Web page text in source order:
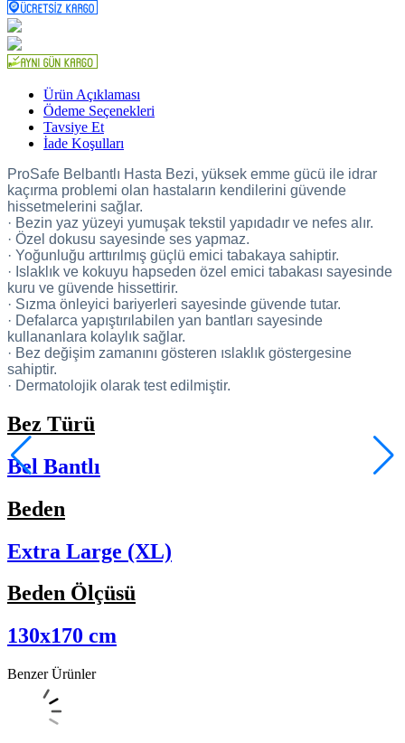
Ürün Açıklaması
Ödeme Seçenekleri
Tavsiye Et
İade Koşulları
ProSafe Belbantlı Hasta Bezi, yüksek emme gücü ile idrar
kaçırma problemi olan hastaların kendilerini güvende
hissetmelerini sağlar.
· Bezin yaz yüzeyi yumuşak tekstil yapıdadır ve nefes alır.
· Özel dokusu sayesinde ses yapmaz.
· Yoğunluğu arttırılmış güçlü emici tabakaya sahiptir.
· Islaklık ve kokuyu hapseden özel emici tabakası sayesinde
kuru ve güvende hissettirir.
· Sızma önleyici bariyerleri sayesinde güvende tutar.
· Defalarca yapıştırılabilen yan bantları sayesinde
kullananlara kolaylık sağlar.
· Bez değişim zamanını gösteren ıslaklık göstergesine
sahiptir.
· Dermatolojik olarak test edilmiştir.
Bez Türü
Bel Bantlı
Beden
Extra Large (XL)
Beden Ölçüsü
130x170 cm
Benzer Ürünler